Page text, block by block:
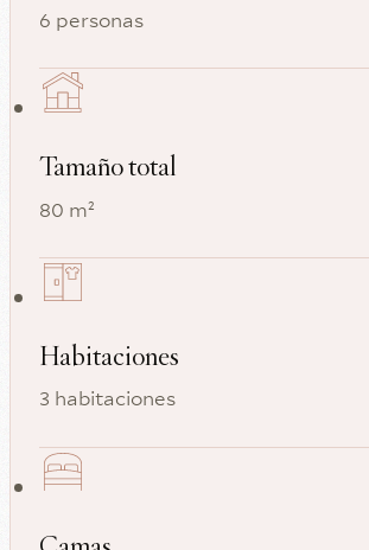
6 personas
Tamaño total
80 m²
Habitaciones
3 habitaciones
Camas